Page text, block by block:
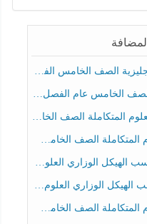
الفصل الدراسي الثالث 2025-2026
الصف الخامس عام الفصل الثالث
الخامس انسبير الفصل الثالث
الخامس عام الفصل الثالث